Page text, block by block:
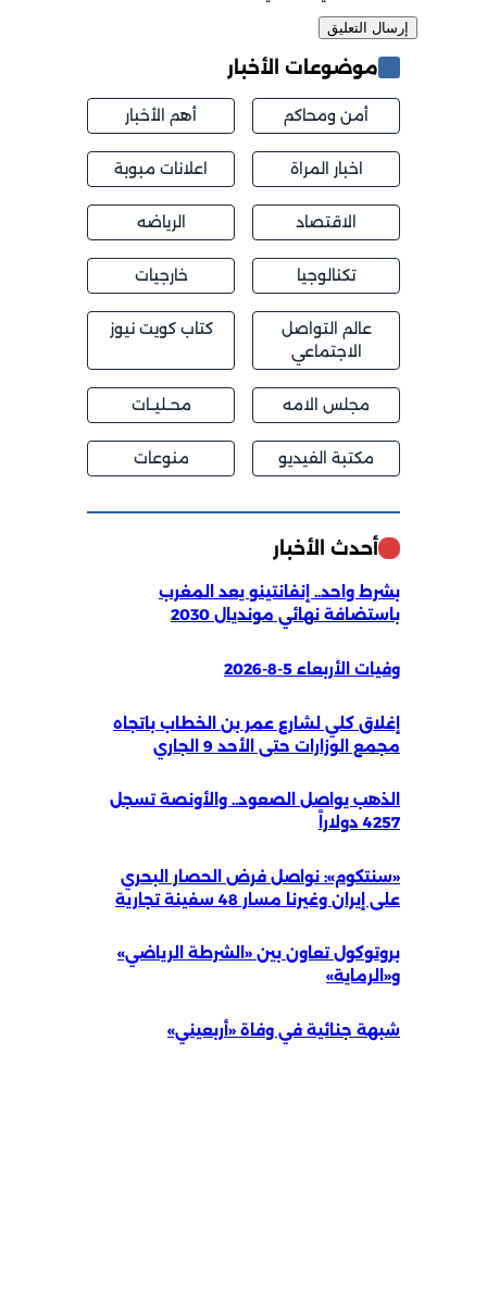
موضوعات الأخبار
أمن ومحاكم أهم الأخبار
اخبار المراة اعلانات مبوبة
الاقتصاد الرياضه
تكنالوجيا خارجيات
عالم التواصل
الاجتماعي
كتاب كويت نيوز
مجلس الامه محــليــات
مكتبة الفيديو منوعات
أحدث الأخبار
بشرط واحد.. إنفانتينو يعد المغرب
باستضافة نهائي مونديال 2030
وفيات الأربعاء 5-8-2026
إغلاق كلي لشارع عمر بن الخطاب باتجاه
مجمع الوزارات حتى الأحد 9 الجاري
الذهب يواصل الصعود.. والأونصة تسجل
4257 دولاراً
«سنتكوم»: نواصل فرض الحصار البحري
على إيران وغيرنا مسار 48 سفينة تجارية
بروتوكول تعاون بين «الشرطة الرياضي»
و«الرماية»
شبهة جنائية في وفاة «أربعيني»